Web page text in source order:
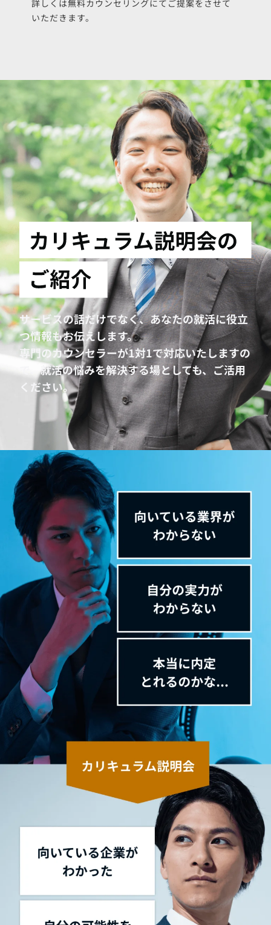
サービスの話だけでなく、あなたの就活に役立
つ情報もお伝えします。
専門のカウンセラーが1対1で対応いたしますの
で、就活の悩みを解決する場としても、ご活用
ください。